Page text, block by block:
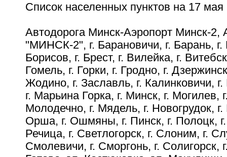
Список населенных пунктов на 17 мая
Автодорога Минск-Аэропорт Минск-2,
"МИНСК-2", г. Барановичи, г. Барань, г.
Борисов, г. Брест, г. Вилейка, г.
Гомель, г. Горки, г. Гродно, г.
Жодино, г. Заславль, г. Калинковичи,
г. Марьина Горка, г. Минск, г. Могилев,
Молодечно, г. Мядель, г. Новогрудок,
Орша, г. Ошмяны, г. Пинск, г. Полоцк,
Речица, г. Светлогорск, г. Слоним, г.
Смолевичи, г. Сморгонь, г. Солигорск,